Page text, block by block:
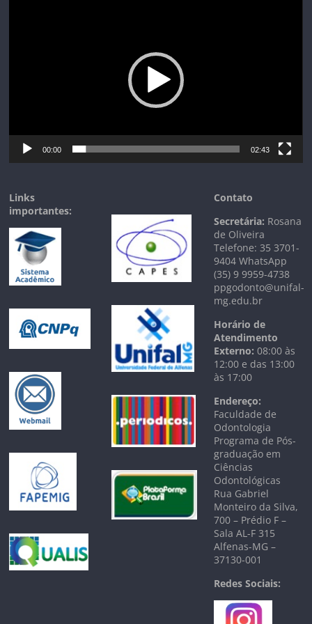
00:00 02:43
Links
importantes:
Contato
Secretária: Rosana
de Oliveira
Telefone: 35 3701-
9404 WhatsApp
(35) 9 9959-4738
ppgodonto@unifal-
mg.edu.br
Horário de
Atendimento
Externo: 08:00 às
12:00 e das 13:00
às 17:00
Endereço:
Faculdade de
Odontologia
Programa de Pós-
graduação em
Ciências
Odontológicas
Rua Gabriel
Monteiro da Silva,
700 – Prédio F –
Sala AL-F 315
Alfenas-MG –
37130-001
Redes Sociais: